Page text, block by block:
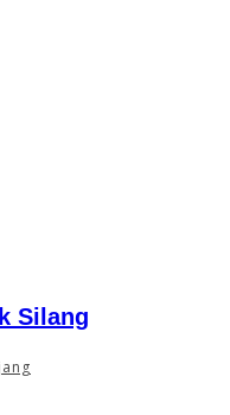
Silang